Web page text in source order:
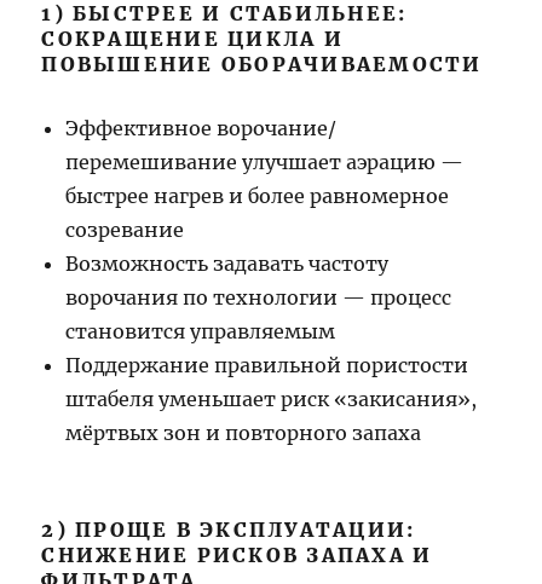
1) БЫСТРЕЕ И СТАБИЛЬНЕЕ:
СОКРАЩЕНИЕ ЦИКЛА И
ПОВЫШЕНИЕ ОБОРАЧИВАЕМОСТИ
Эффективное ворочание/
перемешивание улучшает аэрацию —
быстрее нагрев и более равномерное
созревание
Возможность задавать частоту
ворочания по технологии — процесс
становится управляемым
Поддержание правильной пористости
штабеля уменьшает риск «закисания»,
мёртвых зон и повторного запаха
2) ПРОЩЕ В ЭКСПЛУАТАЦИИ:
СНИЖЕНИЕ РИСКОВ ЗАПАХА И